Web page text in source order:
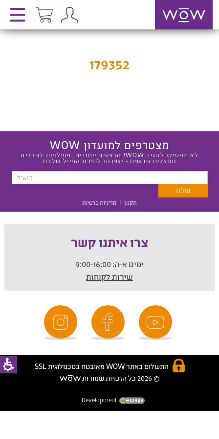
179352
מצטרפים למועדון WOW
לא תפסיקו להגיד WOW! מבצעים ייחודים, פעילויות לחברים
ומוצרים חדשים - ישירות לתיבת המייל שלכם
תקנון | מדיניות פרטיות
צרו איתנו קשר
ימים א-ה:
שירות לקוחות
התשלום באתר WOW מאובטח בטכנולוגית SSL
© 2026 כל הזכויות שמורות
Development: